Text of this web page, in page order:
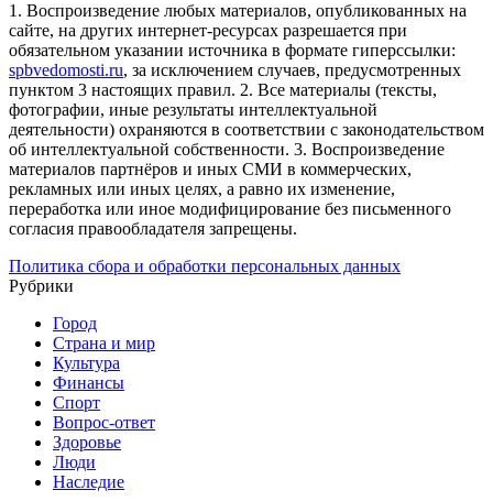
1. Воспроизведение любых материалов, опубликованных на
сайте, на других интернет-ресурсах разрешается при
обязательном указании источника в формате гиперссылки:
spbvedomosti.ru, за исключением случаев, предусмотренных
пунктом 3 настоящих правил. 2. Все материалы (тексты,
фотографии, иные результаты интеллектуальной
деятельности) охраняются в соответствии с законодательством
об интеллектуальной собственности. 3. Воспроизведение
материалов партнёров и иных СМИ в коммерческих,
рекламных или иных целях, а равно их изменение,
переработка или иное модифицирование без письменного
согласия правообладателя запрещены.
Политика сбора и обработки персональных данных
Рубрики
Город
Страна и мир
Культура
Финансы
Спорт
Вопрос-ответ
Здоровье
Люди
Наследие